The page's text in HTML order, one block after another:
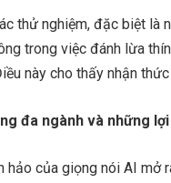
thử nghiệm, đặc biệt là
trong việc đánh lừa
này cho thấy nhận
đa ngành và những
hảo của giọng nói AI mở